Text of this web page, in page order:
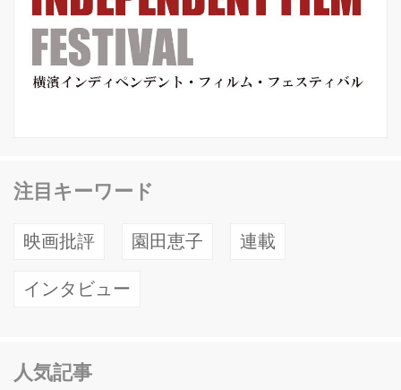
注目キーワード
映画批評 園田恵子 連載
インタビュー
人気記事